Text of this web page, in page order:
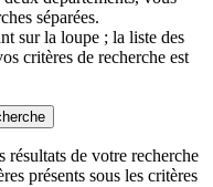
séparées.
sur la loupe ; la liste des
critères de recherche est
de votre recherche
présents sous les critères